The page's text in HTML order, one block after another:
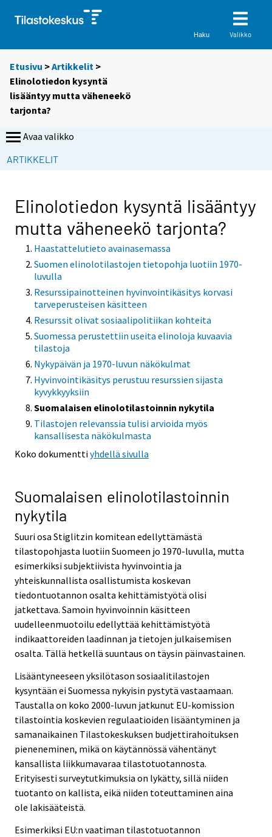
Haku Valikko
Etusivu >Artikkelit >
Elinolotiedon kysyntä
lisääntyy mutta väheneekö
tarjonta?
Avaa valikko
ARTIKKELIT
Elinolotiedon kysyntä lisääntyy
mutta väheneekö tarjonta?
Haastattelutieto avainasemassa
Suomen elinolotilastojen tietopohja luotiin 1970-
luvulla
Resurssipainotteinen hyvinvointikäsitys korvasi
tarveperusteisen käsitteen
Resurssit olivat sosiaalipolitiikan kohteita
Suomessa perustettiin useita elinoloja kuvaavia
tilastoja
Nykypäivän ja 1970-luvun näkökulmat
Hyvinvointikäsitys perustuu resurssien sijasta
kyvykkyyksiin
Suomalaisen elinolotilastoinnin nykytila
Tilastojen relevanssia tulisi arvioida myös
kansallisesta näkökulmasta
Koko dokumenttiyhdellä sivulla
Suomalaisen elinolotilastoinnin
nykytila
Suuri osa Stiglitzin komitean edellyttämästä
tilastopohjasta luotiin Suomeen jo 1970-luvulla, mutta
esimerkiksi subjektiivista hyvinvointia ja
yhteiskunnallista osallistumista koskevan
tiedontuotannon osalta kehittämistyötä olisi
jatkettava. Samoin hyvinvoinnin käsitteen
uudelleenmuotoilu edellyttää kehittämistyötä
indikaattoreiden laadinnan ja tietojen julkaisemisen
osalta. Tällä hetkellä suuntaus on täysin päinvastainen.
Lisääntyneeseen yksilötason sosiaalitilastojen
kysyntään ei Suomessa nykyisin pystytä vastaamaan.
Taustalla on koko 2000-luvun jatkunut EU-komission
tilastointia koskevien regulaatioiden lisääntyminen ja
samanaikainen Tilastokeskuksen budjettirahoituksen
pieneneminen, mikä on käytännössä vähentänyt
kansallista liikkumavaraa tilastotuotannosta.
Erityisesti surveytutkimuksia on lykätty, sillä niiden
tuotanto on kallista, eikä niiden toteuttaminen aina
ole lakisääteistä.
Esimerkiksi EU:n vaatiman tilastotuotannon